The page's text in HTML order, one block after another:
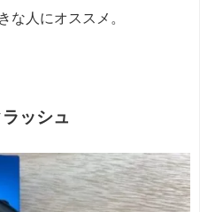
な人にオススメ。
ッシュ